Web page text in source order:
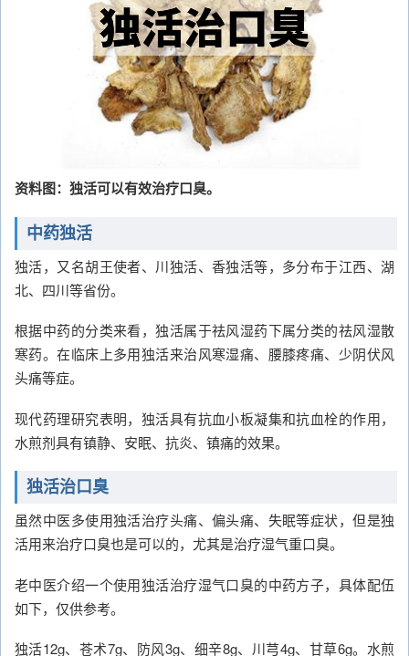
资料图：独活可以有效治疗口臭。
中药独活
独活，又名胡王使者、川独活、香独活等，多分布于江西、湖
北、四川等省份。
根据中药的分类来看，独活属于祛风湿药下属分类的祛风湿散
寒药。在临床上多用独活来治风寒湿痛、腰膝疼痛、少阴伏风
头痛等症。
现代药理研究表明，独活具有抗血小板凝集和抗血栓的作用，
水煎剂具有镇静、安眠、抗炎、镇痛的效果。
独活治口臭
虽然中医多使用独活治疗头痛、偏头痛、失眠等症状，但是独
活用来治疗口臭也是可以的，尤其是治疗湿气重口臭。
老中医介绍一个使用独活治疗湿气口臭的中药方子，具体配伍
如下，仅供参考。
独活12g、苍术7g、防风3g、细辛8g、川芎4g、甘草6g。水煎